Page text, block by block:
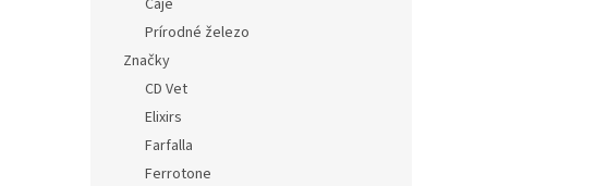
Čaje
Prírodné železo
Značky
CD Vet
Elixirs
Farfalla
Ferrotone